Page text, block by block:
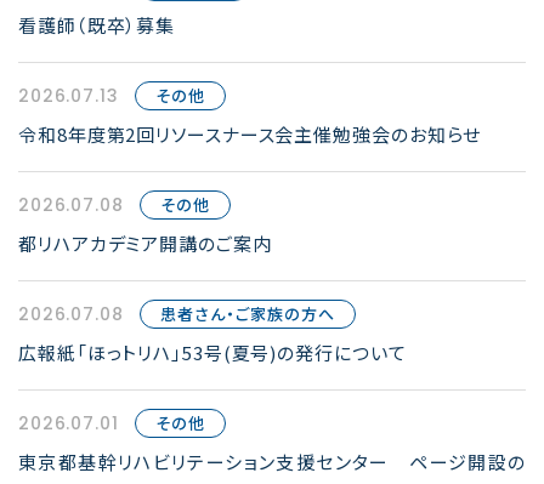
看護師（既卒）募集
2026.07.13 その他
令和8年度第2回リソースナース会主催勉強会のお知らせ
2026.07.08 その他
都リハアカデミア開講のご案内
2026.07.08 患者さん・ご家族の方へ
広報紙「ほっトリハ」53号(夏号)の発行について
2026.07.01 その他
東京都基幹リハビリテーション支援センター ページ開設の